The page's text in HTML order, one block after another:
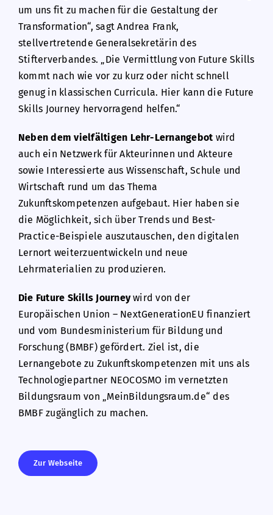
um uns fit zu machen für die Gestaltung der
Transformation“, sagt Andrea Frank,
stellvertretende Generalsekretärin des
Stifterverbandes. „Die Vermittlung von Future Skills
kommt nach wie vor zu kurz oder nicht schnell
genug in klassischen Curricula. Hier kann die Future
Skills Journey hervorragend helfen.“
Neben dem vielfältigen Lehr-Lernangebotwird
auch ein Netzwerk für Akteurinnen und Akteure
sowie Interessierte aus Wissenschaft, Schule und
Wirtschaft rund um das Thema
Zukunftskompetenzen aufgebaut. Hier haben sie
die Möglichkeit, sich über Trends und Best-
Practice-Beispiele auszutauschen, den digitalen
Lernort weiterzuentwickeln und neue
Lehrmaterialien zu produzieren.
Die Future Skills Journeywird von der
Europäischen Union – NextGenerationEU finanziert
und vom Bundesministerium für Bildung und
Forschung (BMBF) gefördert. Ziel ist, die
Lernangebote zu Zukunftskompetenzen mit uns als
Technologiepartner NEOCOSMO im vernetzten
Bildungsraum von „MeinBildungsraum.de“ des
BMBF zugänglich zu machen.
Zur Webseite